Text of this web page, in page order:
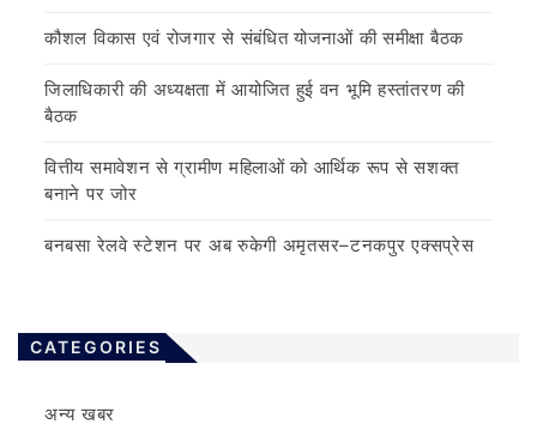
कौशल विकास एवं रोजगार से संबंधित योजनाओं की समीक्षा बैठक
जिलाधिकारी की अध्यक्षता में आयोजित हुई वन भूमि हस्तांतरण की
बैठक
वित्तीय समावेशन से ग्रामीण महिलाओं को आर्थिक रूप से सशक्त
बनाने पर जोर
बनबसा रेलवे स्टेशन पर अब रुकेगी अमृतसर–टनकपुर एक्सप्रेस
CATEGORIES
अन्य खबर